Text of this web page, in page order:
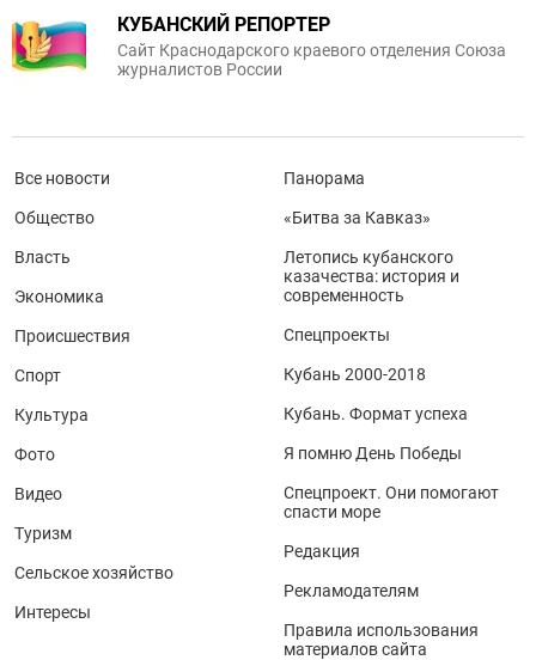
КУБАНСКИЙ РЕПОРТЕР
Сайт Краснодарского краевого отделения Союза
журналистов России
Все новости
Общество
Власть
Экономика
Происшествия
Спорт
Культура
Фото
Видео
Туризм
Сельское хозяйство
Интересы
Панорама
«Битва за Кавказ»
Летопись кубанского
казачества: история и
современность
Спецпроекты
Кубань 2000-2018
Кубань. Формат успеха
Я помню День Победы
Спецпроект. Они помогают
спасти море
Редакция
Рекламодателям
Правила использования
материалов сайта